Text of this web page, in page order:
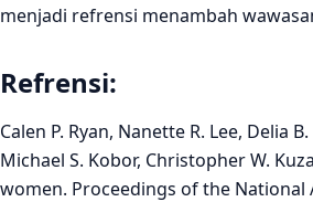
menjadi refrensi menambah
Refrensi:
Calen P. Ryan, Nanette R. Lee, Delia
Michael S. Kobor, Christopher W.
women. Proceedings of the National